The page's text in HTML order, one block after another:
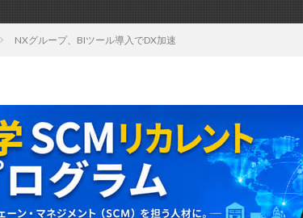
NXグループ、BIツール導入でDX加速